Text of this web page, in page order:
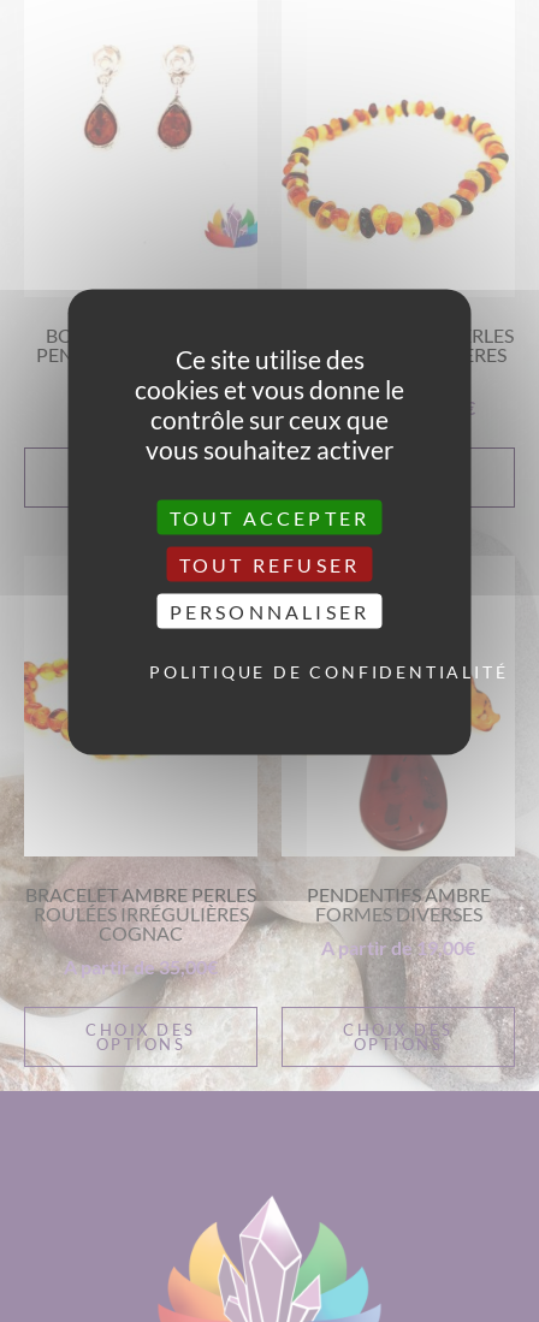
BOUCLES D’OREILLES
PENDANTES EN AMBRE
BRACELET AMBRE PERLES
ROULÉES IRRÉGULIÈRES
MULTICOLORES
€
BRACELET AMBRE PERLES
ROULÉES IRRÉGULIÈRES
COGNAC
A partir de35,00€
CHOIX DES
OPTIONS
PENDENTIFS AMBRE
FORMES DIVERSES
A partir de19,00€
CHOIX DES
OPTIONS
Ce site utilise des
cookies et vous donne le
contrôle sur ceux que
vous souhaitez activer
TOUT ACCEPTER
TOUT REFUSER
PERSONNALISER
POLITIQUE DE CONFIDENTIALITÉ